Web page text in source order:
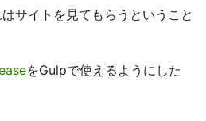
サイトを見てもらうということ
をGulpで使えるようにした